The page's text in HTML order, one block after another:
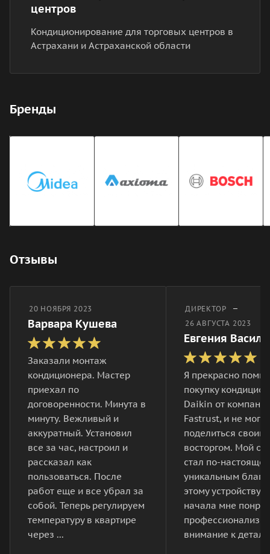
центров
Кондиционирование для торговых центров в
Астрахани и Астраханской области
Бренды
Отзывы
20 НОЯБРЯ 2023
Варвара Кушева
Заказали монтаж
кондиционера. Мастер
приехал по
договоренности. Минута в
минуту. Вежливый и
аккуратный. Установил
все за час, настроил и
рассказал как
пользоваться. После
работ еще и все убрал за
собой. Теперь регулируем
температуру в квартире
через ...
ДИРЕКТОР –
26 АВГУСТА 2023
Евгения
Я прекрасно
покупку
Daikin от
Fastrust, и не могу
поделиться своим
восторгом. Мой
стал по-
уникальным
этому устройству.
начала мне
профессионализм
внимание к